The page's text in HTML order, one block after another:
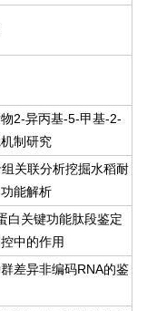
2-异丙基-5-甲基-2-
制研究
关联分析挖掘水稻耐
能解析
白关键功能肽段鉴定
中的作用
差异非编码RNA的鉴